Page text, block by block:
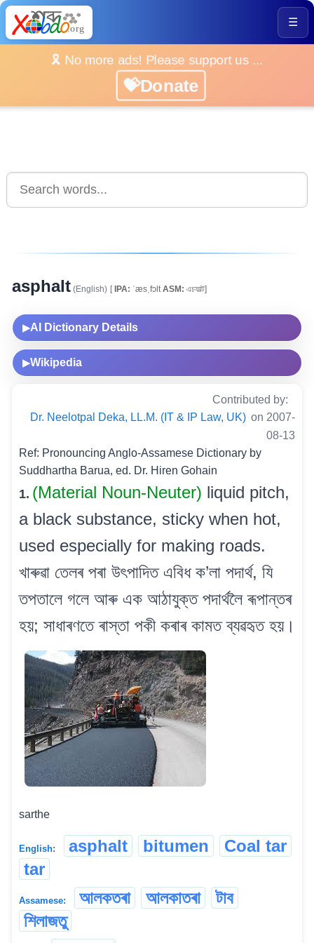
☰
🎗️ No more ads! Please support us ...
💝Donate
asphalt (English) [IPA: ˈæsˌfɔltASM: এচফাল্ট]
▶AI Dictionary Details
▶Wikipedia
Contributed by:
Dr. Neelotpal Deka, LL.M. (IT & IP Law, UK) on 2007-
08-13
Ref: Pronouncing Anglo-Assamese Dictionary by
Suddhartha Barua, ed. Dr. Hiren Gohain
1. (Material Noun-Neuter) liquid pitch,
a black substance, sticky when hot,
used especially for making roads.
খাৰুৱা তেলৰ পৰা উৎপাদিত এবিধ ক’লা পদাৰ্থ, যি
তপতালে গলে আৰু এক আঠাযুক্ত পদাৰ্থলৈ ৰূপান্তৰ
হয়; সাধাৰণতে ৰাস্তা পকী কৰাৰ কামত ব্যৱহৃত হয়।
sarthe
English: asphalt bitumen
Coal tar
tar
Assamese: আলকতৰা আলকাতৰা
টাব
শিলাজতু